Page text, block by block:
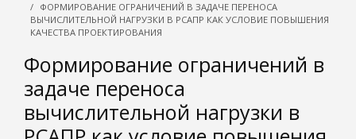
ФОРМИРОВАНИЕ ОГРАНИЧЕНИЙ В ЗАДАЧЕ ПЕРЕНОСА
ВЫЧИСЛИТЕЛЬНОЙ НАГРУЗКИ В РСАПР КАК УСЛОВИЕ ПОВЫШЕНИЯ
КАЧЕСТВА ПРОЕКТИРОВАНИЯ
Формирование ограничений в
задаче переноса
вычислительной нагрузки в